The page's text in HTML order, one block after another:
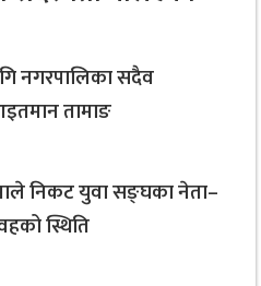
आवश्यकताकाे आधारमा बजेट
आइतमान तामाङ
भारतको मुम्बईमा ‘हार्मोनियम
सम्मानित
नगरपालिका सदैव
तामाङ
निकट युवा सङ्घका नेता–
स्थिति